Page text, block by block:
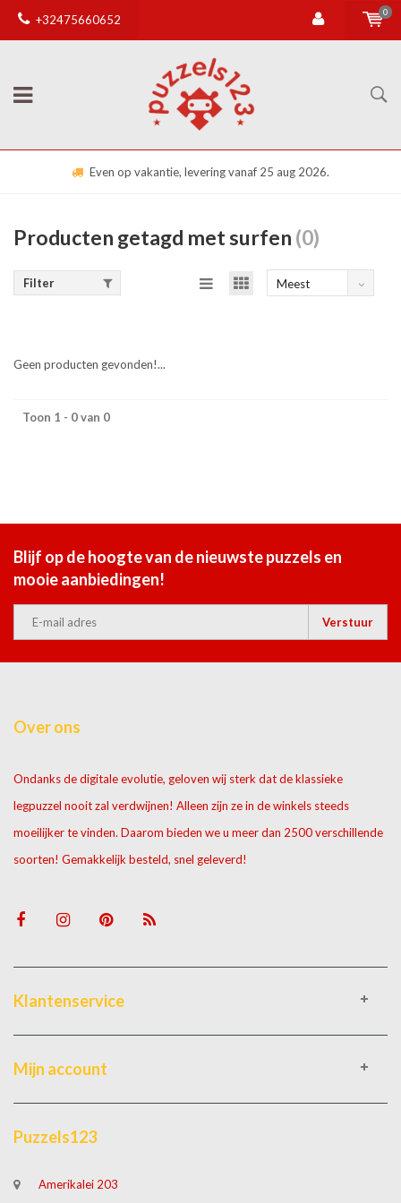
+32475660652
0
Even op vakantie, levering vanaf 25 aug 2026.
Producten getagd met surfen (0)
Filter
Meest
Geen producten gevonden!...
Toon 1 - 0 van 0
Blijf op de hoogte van de nieuwste puzzels en
mooie aanbiedingen!
Verstuur
Over ons
Ondanks de digitale evolutie, geloven wij sterk dat de klassieke
legpuzzel nooit zal verdwijnen! Alleen zijn ze in de winkels steeds
moeilijker te vinden. Daarom bieden we u meer dan 2500 verschillende
soorten! Gemakkelijk besteld, snel geleverd!
Klantenservice
Mijn account
Puzzels123
Amerikalei 203